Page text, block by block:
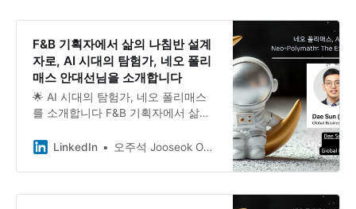
전 소셜미디어 혁명을 목격하고 그 변
에는 AI라는 더 큰 파도 앞에 섰습니
다.
F&B 기획자에서 삶의 나침반 설계
자로, AI 시대의 탐험가, 네오 폴리
매스 안대선님을 소개합니다
🌟 AI 시대의 탐험가, 네오 폴리매스
를 소개합니다 F&B 기획자에서 삶의
회사에서 기획업무를 하며 매일 아침
하고, 매주 뉴스레터를 발행하는 안대
선님. 아이보스 칼럼 연재, 큐레터 외
LinkedIn 오주석 Jooseok Oh, DBA, Ph.D.